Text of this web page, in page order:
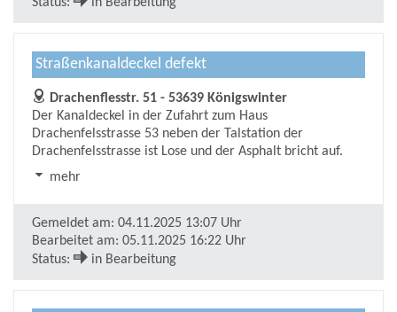
Straßenkanaldeckel defekt
Drachenflesstr. 51 - 53639 Königswinter
Der Kanaldeckel in der Zufahrt zum Haus
Drachenfelsstrasse 53 neben der Talstation der
Drachenfelsstrasse ist Lose und der Asphalt bricht auf.
mehr
Gemeldet am: 04.11.2025 13:07 Uhr
Bearbeitet am: 05.11.2025 16:22 Uhr
Status:
in Bearbeitung